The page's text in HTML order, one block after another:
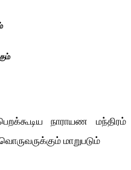
நாராயண மந்திரம்
மாறுபடும்